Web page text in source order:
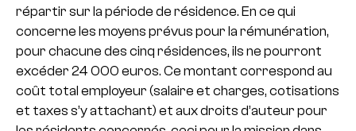
répartir sur la période de résidence. En ce qui
concerne les moyens prévus pour la rémunération,
pour chacune des cinq résidences, ils ne pourront
excéder 24 000 euros. Ce montant correspond au
coût total employeur (salaire et charges, cotisations
et taxes s’y attachant) et aux droits d’auteur pour